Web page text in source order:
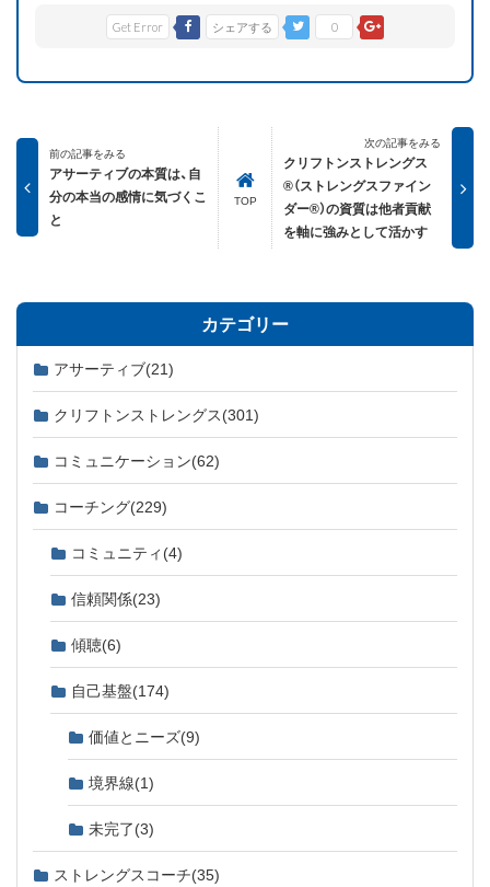
Get Error シェアする 0
前の記事をみる
アサーティブの本質は、自
分の本当の感情に気づくこ
と
TOP
次の記事をみる
クリフトンストレングス
®（ストレングスファイン
ダー®）の資質は他者貢献
を軸に強みとして活かす
カテゴリー
アサーティブ(21)
クリフトンストレングス(301)
コミュニケーション(62)
コーチング(229)
コミュニティ (4)
信頼関係(23)
傾聴(6)
自己基盤(174)
価値とニーズ(9)
境界線(1)
未完了(3)
ストレングスコーチ(35)